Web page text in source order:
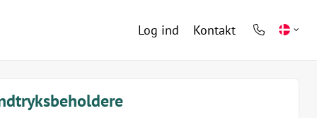
Log ind Kontakt
phone